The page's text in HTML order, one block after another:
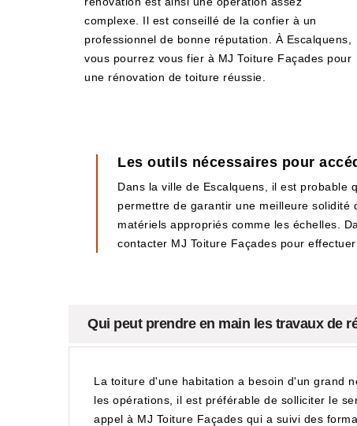
complexe. Il est conseillé de la confier à un
professionnel de bonne réputation. À Escalquens,
vous pourrez vous fier à MJ Toiture Façades pour
une rénovation de toiture réussie.
Les outils nécessaires pour
Dans la ville de Escalquens, il est
permettre de garantir une meilleure
matériels appropriés comme les échelles.
contacter MJ Toiture Façades pour effectuer
Qui peut prendre en main les travaux de
La toiture d'une habitation a besoin d'un grand
les opérations, il est préférable de solliciter le
appel à MJ Toiture Façades qui a suivi des